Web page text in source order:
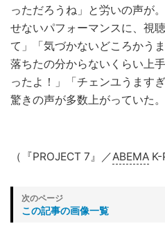
っただろうね」と労いの声が
せないパフォーマンスに、視
て」「気づかないどころかう
落ちたの分からないくらい上
ったよ！」「チェンユうます
驚きの声が多数上がっていた。
（『PROJECT 7』／ABEMA K-
この記事の画像一覧